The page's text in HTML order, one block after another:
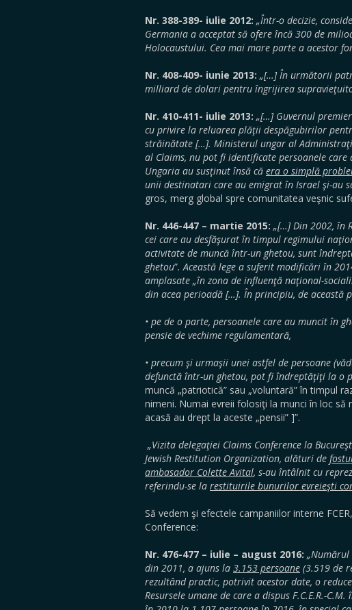
Nr. 388-389- iulie 2012: „Într-o decizie,
Germania a acceptat să ofere încă 300 de
Holocaustului. Cea mai mare parte a acestor
Nr. 408-409- iunie 2013: „[…] În următorii
milliard de dolari pentru îngrijirea
Nr. 410-411- iulie 2013: „[…] Guvernul
cu privire la reluarea plăţii despăgubirilor
străinătate […]. Ministerul ungar al
al Claims, nu pot fi identificate persoanele
Ungaria au susţinut însă că era o simplă
unii destinatari care au emigrat în Israel şi-au
gros, merg global spre comunitatea veşnic
Nr. 446-447 – martie 2015: „[…] Din 2002, în
cei care au desfăşurat în timpul regimului
activitate de muncă într-un ghetou, sunt
ghetou”. Această lege a suferit modificări în
amplasate „în zona de influenţă naţional-
din acea perioadă […]. În principiu, de această
• pe de o parte, persoanele care au muncit în
pensie de vechime regulamentară,
• precum şi urmaşii unei astfel de persoane
defunctă într-un ghetou, pot fi îndreptăţiţi la o
muncă „patriotică” sau „voluntară” în timpul
nimeni. Numai evreii folosiţi la munci în loc
acasă au drept la aceste „pensii” ]”.
„Vizita delegaţiei Claims Conference la
Jewish Restitution Organization, alături de
ambasador Colette Avital, s-au întâlnit cu
referindu-se la restituirile bunurilor evreieşti
Să vedem şi efectele campaniilor interne
Conference:
Nr. 476-477 – iulie – august 2016:
din 2011, a ajuns la 3.153 persoane (3.519 de
rezultând practic, potrivit acestor date, o
Resursele umane de care a dispus F.C.E.R.-